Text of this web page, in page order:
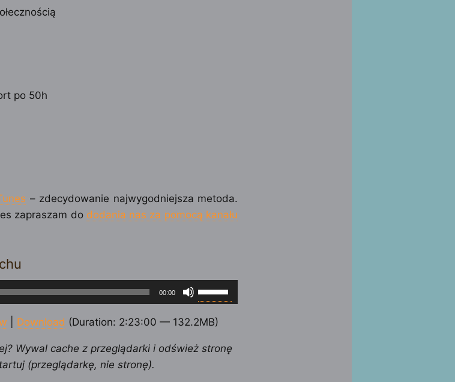
po 50h
– zdecydowanie najwygodniejsza metoda.
zapraszam do dodania nas za pomocą kanału
00:00
Używaj
strzałek
do
dołu
Download (Duration: 2:23:00 — 132.2MB)
Wywal cache z przeglądarki i odśwież stronę
(przeglądarkę, nie stronę).